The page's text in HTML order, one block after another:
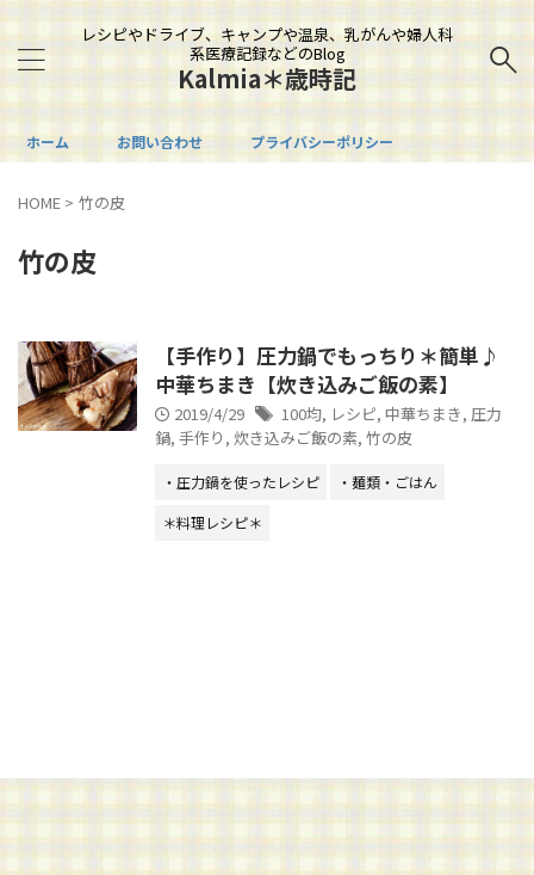
レシピやドライブ、キャンプや温泉、乳がんや婦人科
系医療記録などのBlog
Kalmia＊歳時記
ホーム お問い合わせ プライバシーポリシー
HOME > 竹の皮
竹の皮
【手作り】圧力鍋でもっちり＊簡単♪
中華ちまき【炊き込みご飯の素】
2019/4/29 100均, レシピ, 中華ちまき, 圧力
鍋, 手作り , 炊き込みご飯の素, 竹の皮
・圧力鍋を使ったレシピ
・麺類・ごはん
＊料理レシピ＊